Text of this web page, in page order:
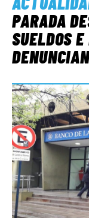
PARADA
SUELDOS